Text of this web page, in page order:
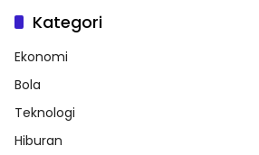
Kategori
Ekonomi
Bola
Teknologi
Hiburan